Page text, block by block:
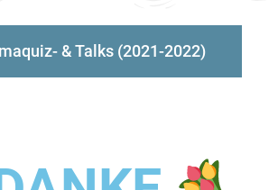
& Talks (2021-2022)